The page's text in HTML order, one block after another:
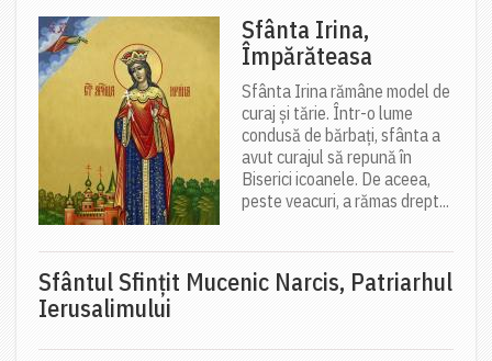
Sfânta Irina,
Împărăteasa
Sfânta Irina rămâne model de
curaj și tărie. Într-o lume
condusă de bărbați, sfânta a
avut curajul să repună în
Biserici icoanele. De aceea,
peste veacuri, a rămas drept...
Sfântul Sfinţit Mucenic Narcis, Patriarhul
Ierusalimului